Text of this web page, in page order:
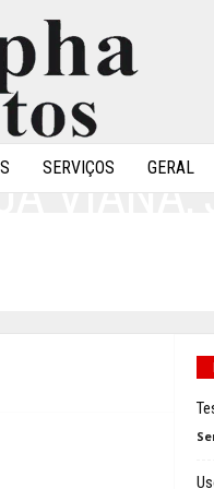
SERVIÇOS GERAL
VIANA,